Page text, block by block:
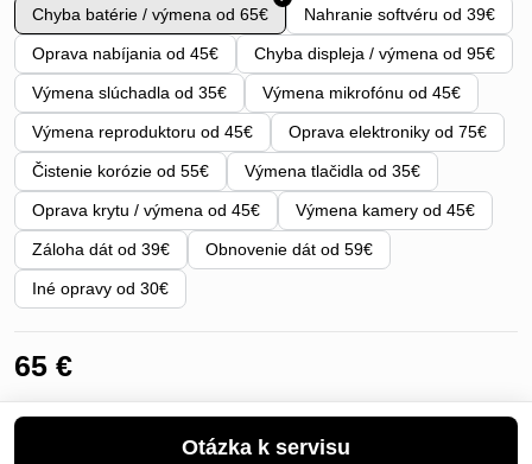
Chyba batérie / výmena od 65€
Nahranie softvéru od 39€
Oprava nabíjania od 45€ Chyba displeja / výmena od 95€
Výmena slúchadla od 35€ Výmena mikrofónu od 45€
Výmena reproduktoru od 45€ Oprava elektroniky od 75€
Čistenie korózie od 55€ Výmena tlačidla od 35€
Oprava krytu / výmena od 45€ Výmena kamery od 45€
Záloha dát od 39€ Obnovenie dát od 59€
Iné opravy od 30€
65 €